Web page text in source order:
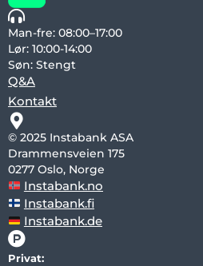
Man-fre: 08:00–17:00
Lør: 10:00-14:00
Søn: Stengt
Q&A
Kontakt
© 2025 Instabank ASA
Drammensveien 175
0277 Oslo, Norge
Instabank.no
Instabank.fi
Instabank.de
Privat: